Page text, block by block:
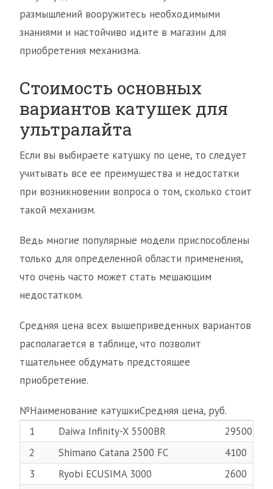
размышлений вооружитесь необходимыми
знаниями и настойчиво идите в магазин для
приобретения механизма.
Стоимость основных
вариантов катушек для
ультралайта
Если вы выбираете катушку по цене, то следует
учитывать все ее преимущества и недостатки
при возникновении вопроса о том, сколько стоит
такой механизм.
Ведь многие популярные модели приспособлены
только для определенной области применения,
что очень часто может стать мешающим
недостатком.
Средняя цена всех вышеприведенных вариантов
располагается в таблице, что позволит
тщательнее обдумать предстоящее
приобретение.
№Наименование катушкиСредняя цена, руб.
1
Daiwa Infinity-X 5500BR
29500
2
Shimano Catana 2500 FC
4100
3
Ryobi ECUSIMA 3000
2600